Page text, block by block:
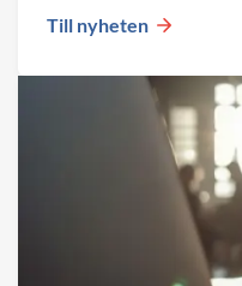
av plattform och den
Till nyheten